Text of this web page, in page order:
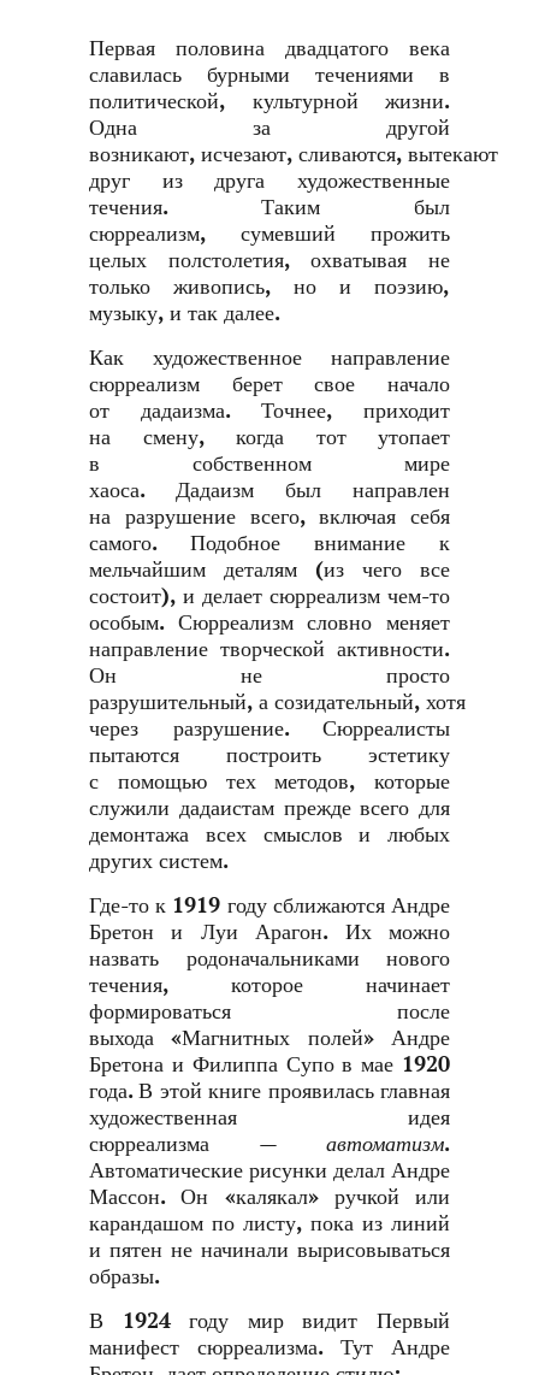
Первая половина двадцатого века
славилась бурными течениями в
политической, культурной жизни.
Одна за другой
возникают, исчезают, сливаются, вытекают
друг из друга художественные
течения. Таким был
сюрреализм, сумевший прожить
целых полстолетия, охватывая не
только живопись, но и поэзию,
музыку, и так далее.
Как художественное направление
сюрреализм берет свое начало
от дадаизма. Точнее, приходит
на смену, когда тот утопает
в собственном мире
хаоса. Дадаизм был направлен
на разрушение всего, включая себя
самого. Подобное внимание к
мельчайшим деталям (из чего все
состоит), и делает сюрреализм чем-то
особым. Сюрреализм словно меняет
направление творческой активности.
Он не просто
разрушительный, а созидательный, хотя
через разрушение. Сюрреалисты
пытаются построить эстетику
с помощью тех методов, которые
служили дадаистам прежде всего для
демонтажа всех смыслов и любых
других систем.
Где-то к 1919 году сближаются Андре
Бретон и Луи Арагон. Их можно
назвать родоначальниками нового
течения, которое начинает
формироваться после
выхода «Магнитных полей» Андре
Бретона и Филиппа Супо в мае 1920
года. В этой книге проявилась главная
художественная идея
сюрреализма — автоматизм.
Автоматические рисунки делал Андре
Массон. Он «калякал» ручкой или
карандашом по листу, пока из линий
и пятен не начинали вырисовываться
образы.
В 1924 году мир видит Первый
манифест сюрреализма. Тут Андре